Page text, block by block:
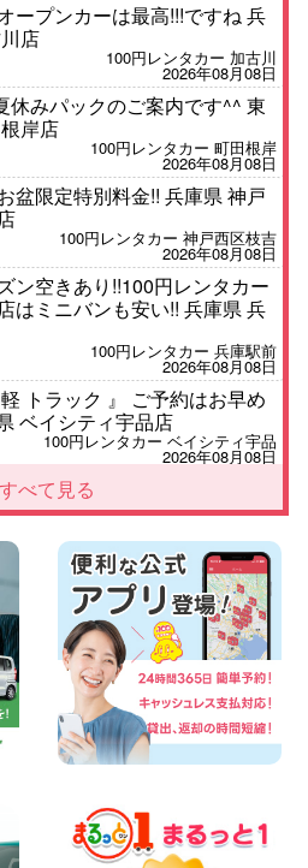
ープンカーは最高!!!ですね 兵
店
100円レンタカー 加古川
2026年08月08日
休みパックのご案内です^^ 東
岸店
100円レンタカー 町田根岸
2026年08月08日
盆限定特別料金!! 兵庫県 神戸
100円レンタカー 神戸西区枝吉
2026年08月08日
ン空きあり!!100円レンタカー
はミニバンも安い!! 兵庫県 兵
100円レンタカー 兵庫駅前
2026年08月08日
トラック 』 ご予約はお早め
ベイシティ宇品店
100円レンタカー ベイシティ宇品
2026年08月08日
業紹介★ 三重県 四日市インタ
2026年08月08日
店限定!!夏季特別キャンペーン
!! 神奈川県 横浜弥生台店
100円レンタカー 横浜弥生台
2026年08月08日
城店お盆休みご連絡 愛知県
100円レンタカー 三河安城
2026年08月08日
乗り放題プラン ☆ 埼玉県 杉
ドライブは安全第一!交通事故に
すべて見る